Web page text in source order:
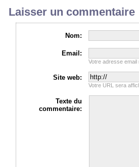
Laisser un commentaire
Nom:
Email:
Votre adresse
Site web:
Votre URL sera
Texte du
commentaire: